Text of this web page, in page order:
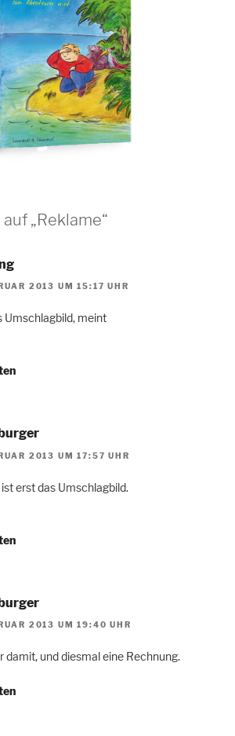
„Reklame“
2013 UM 15:17 UHR
Umschlagbild, meint
2013 UM 17:57 UHR
ist erst das Umschlagbild.
2013 UM 19:40 UHR
damit, und diesmal eine Rechnung.